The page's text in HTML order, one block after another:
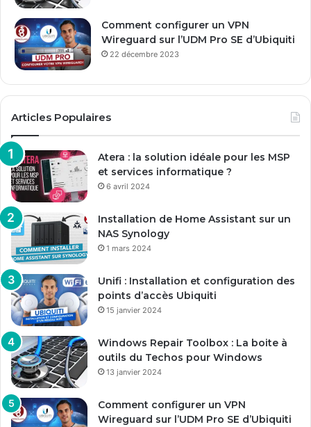
Comment configurer un VPN
Wireguard sur l’UDM Pro SE d’Ubiquiti
22 décembre 2023
Articles Populaires
Atera : la solution idéale pour les MSP
et services informatique ?
6 avril 2024
Installation de Home Assistant sur un
NAS Synology
1 mars 2024
Unifi : Installation et configuration des
points d’accès Ubiquiti
15 janvier 2024
Windows Repair Toolbox : La boite à
outils du Techos pour Windows
13 janvier 2024
Comment configurer un VPN
Wireguard sur l’UDM Pro SE d’Ubiquiti